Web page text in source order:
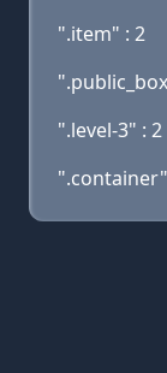
".item" : 2
".level-3" : 2